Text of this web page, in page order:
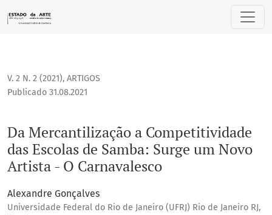
Da Mercantilização a Competitividade das Escolas de
V. 2 N. 2 (2021), ARTIGOS
Da Mercantilização a Competitividade
das Escolas de Samba: Surge um Novo
Artista - O Carnavalesco
Publicado 31.08.2021
Alexandre Gonçalves
Universidade Federal do Rio de Janeiro (UFRJ) Rio de Janeiro RJ,